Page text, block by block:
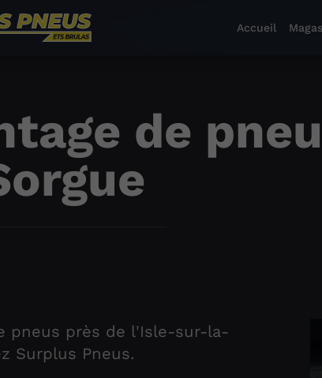
Accueil
de
pneus près de l'Isle-sur-la-
Surplus Pneus.